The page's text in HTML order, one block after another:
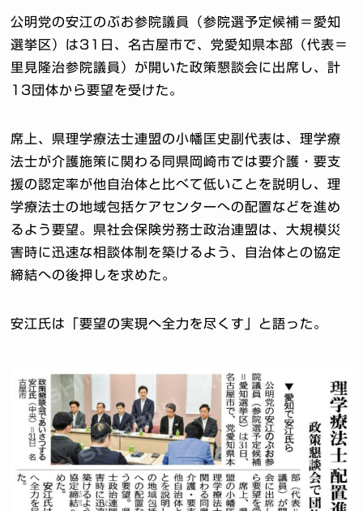
公明党の安江のぶお参院議員（参院選予定候補＝愛知
選挙区）は31日、名古屋市で、党愛知県本部（代表＝
里見隆治参院議員）が開いた政策懇談会に出席し、計
13団体から要望を受けた。
席上、県理学療法士連盟の小幡匡史副代表は、理学療
法士が介護施策に関わる同県岡崎市では要介護・要支
援の認定率が他自治体と比べて低いことを説明し、理
学療法士の地域包括ケアセンターへの配置などを進め
るよう要望。県社会保険労務士政治連盟は、大規模災
害時に迅速な相談体制を築けるよう、自治体との協定
締結への後押しを求めた。
安江氏は「要望の実現へ全力を尽くす」と語った。